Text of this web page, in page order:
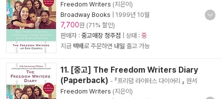
Freedom Writers (지은이)
Broadway Books
1999년 10월
7,700원 (71% 할인)
판매자 : 중고매장 청주점 | 상태 : 중
지금 택배로 주문하면 내일 출고 가능
11. [중고] The Freedom Writers Diary
(Paperback) - 『프리덤 라이터스 다이어리 』 원서
Freedom Writers (지은이)